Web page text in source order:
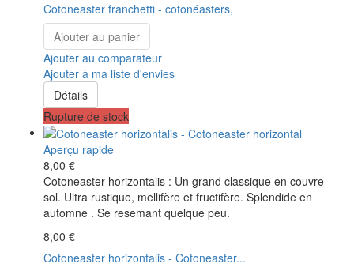
Cotoneaster franchetti - cotonéasters,
Ajouter au panier
Ajouter au comparateur
Ajouter à ma liste d'envies
Détails
Rupture de stock
Aperçu rapide
8,00 €
Cotoneaster horizontalis : Un grand classique en couvre
sol. Ultra rustique, mellifère et fructifère. Splendide en
automne . Se resemant quelque peu.
8,00 €
Cotoneaster horizontalis - Cotoneaster...